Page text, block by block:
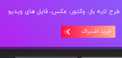
با خرید اشتراک ماهیانه تا 600 طرح لایه باز، وکتور، عکس، فایل های ویدیو
خرید اشتراک